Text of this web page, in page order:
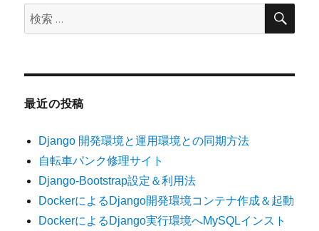
検
索:
検
最近の投稿
Django 開発環境と運用環境との同期方法
自転車パンク修理サイト
Django-Bootstrap設定＆利用法
DockerによるDjango開発環境コンテナ作成＆起動
DockerによるDjango実行環境へMySQLインスト